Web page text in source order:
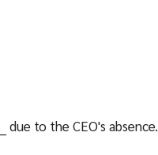
due to the CEO's absence.